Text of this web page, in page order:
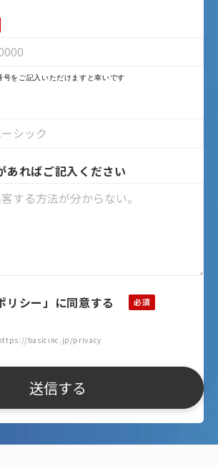
をご記入いただけますと幸いです
あればご記入ください
リシー」に同意する
basicinc.jp/privacy